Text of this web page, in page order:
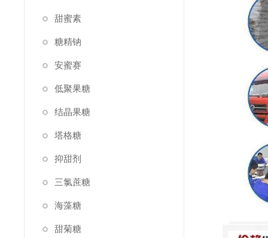
甜蜜素
糖精钠
安蜜赛
低聚果糖
结晶果糖
塔格糖
抑甜剂
三氯蔗糖
海藻糖
甜菊糖